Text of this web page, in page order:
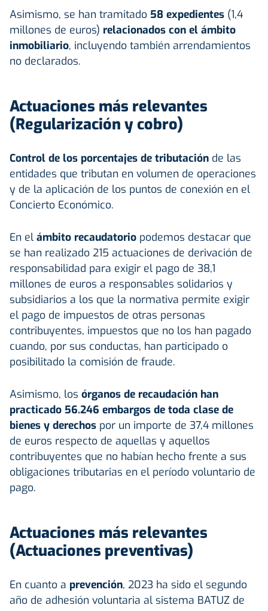
Asimismo, se han tramitado 58 expedientes (1,4
millones de euros) relacionados con el ámbito
inmobiliario, incluyendo también arrendamientos
no declarados.
Actuaciones más relevantes
(Regularización y cobro)
Control de los porcentajes de tributación de las
entidades que tributan en volumen de operaciones
y de la aplicación de los puntos de conexión en el
Concierto Económico.
En el ámbito recaudatorio podemos destacar que
se han realizado 215 actuaciones de derivación de
responsabilidad para exigir el pago de 38,1
millones de euros a responsables solidarios y
subsidiarios a los que la normativa permite exigir
el pago de impuestos de otras personas
contribuyentes, impuestos que no los han pagado
cuando, por sus conductas, han participado o
posibilitado la comisión de fraude.
Asimismo, los órganos de recaudación han
practicado 56.246 embargos de toda clase de
bienes y derechos por un importe de 37,4 millones
de euros respecto de aquellas y aquellos
contribuyentes que no habían hecho frente a sus
obligaciones tributarias en el período voluntario de
pago.
Actuaciones más relevantes
(Actuaciones preventivas)
En cuanto a prevención, 2023 ha sido el segundo
año de adhesión voluntaria al sistema BATUZ de